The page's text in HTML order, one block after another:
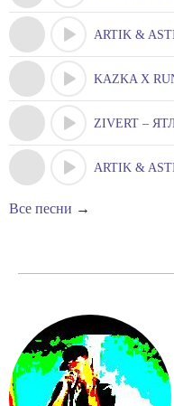
ARTIK &
KAZKA X
ZIVERT –
ARTIK &
Все песни →